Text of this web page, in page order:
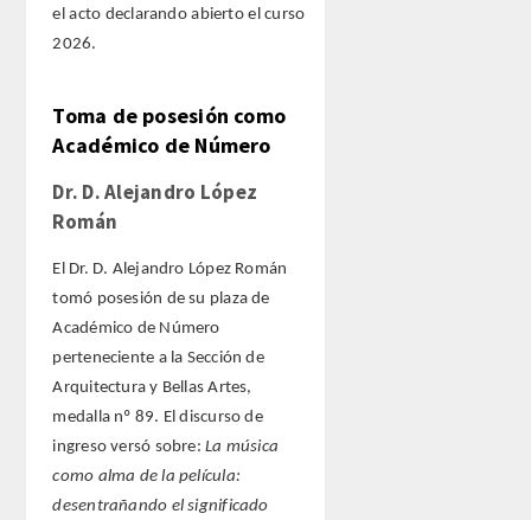
VIDEOTECA
PREMIOS 2026
PUBLICACIONES
ANALES de la RADE
MONOGRAFÍAS RADE
APERTURA DE CURSO
el acto declarando abierto el curso
2026.
Toma de posesión como
Académico de Número
Dr. D. Alejandro López
Román
El Dr. D. Alejandro López Román
tomó posesión de su plaza de
Académico de Número
perteneciente a la Sección de
Arquitectura y Bellas Artes,
medalla nº 89. El discurso de
ingreso versó sobre:La música
como alma de la película:
desentrañando el significado